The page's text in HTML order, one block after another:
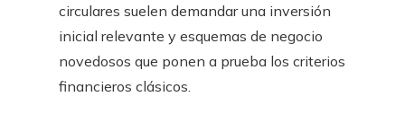
circulares suelen demandar una inversión
inicial relevante y esquemas de negocio
novedosos que ponen a prueba los criterios
financieros clásicos.